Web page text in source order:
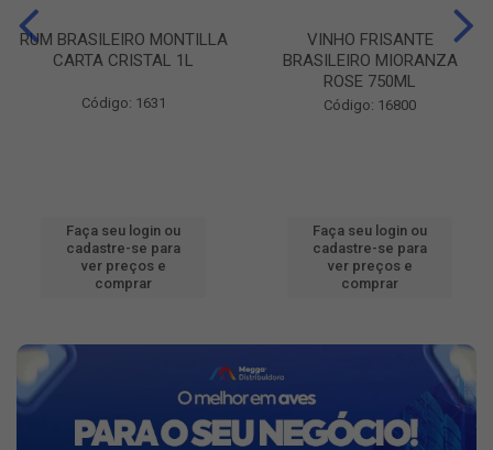
RUM BRASILEIRO MONTILLA
CARTA CRISTAL 1L
Código: 1631
Faça seu login ou
cadastre-se para
ver preços e
comprar
VINHO FRISANTE
BRASILEIRO MIORANZA
ROSE 750ML
Código: 16800
Faça seu login ou
cadastre-se para
ver preços e
comprar